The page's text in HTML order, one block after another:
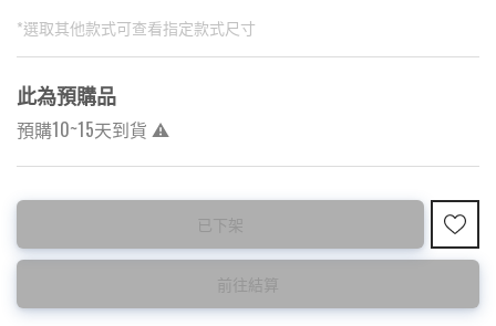
*選取其他款式可查看指定款式尺寸
此為預購品
預購10~15天到貨 ⚠️
此為減價貨品
特價品不設退換，購買前請先確認所列出的尺碼是否合適。
已下架
前往結算